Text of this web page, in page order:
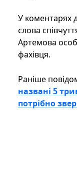
У коментарях
слова
Артемова
фахівця.
Раніше
названі 5
потрібно